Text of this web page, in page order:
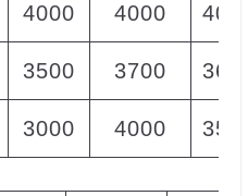
4000 4000
3500 3700
3000 4000